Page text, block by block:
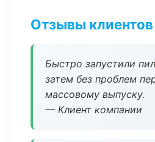
Отзывы клиентов
Быстро запустили
затем без проблем
массовому выпуску.
— Клиент компании